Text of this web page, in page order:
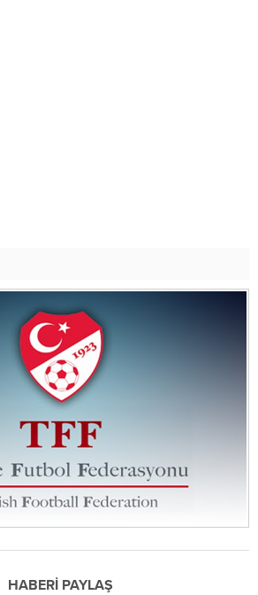
HABERİ PAYLAŞ